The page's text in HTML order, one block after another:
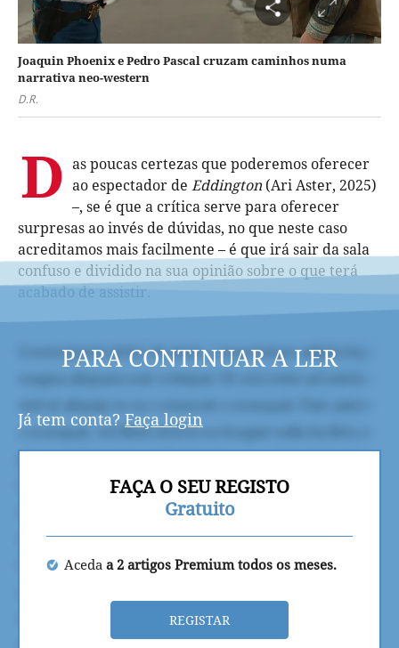
Joaquin Phoenix e Pedro Pascal cruzam caminhos numa
narrativa neo-western
D.R.
D as poucas certezas que poderemos oferecer
ao espectador de Eddington(Ari Aster, 2025)
–, se é que a crítica serve para oferecer
surpresas ao invés de dúvidas, no que neste caso
acreditamos mais facilmente – é que irá sair da sala
confuso e dividido na sua opinião sobre o que terá
acabado de assistir.
PARA CONTINUAR A LER
Já tem conta? Faça login
FAÇA O SEU REGISTO
Gratuito
Aceda a 2 artigos Premium todos os meses.
REGISTAR